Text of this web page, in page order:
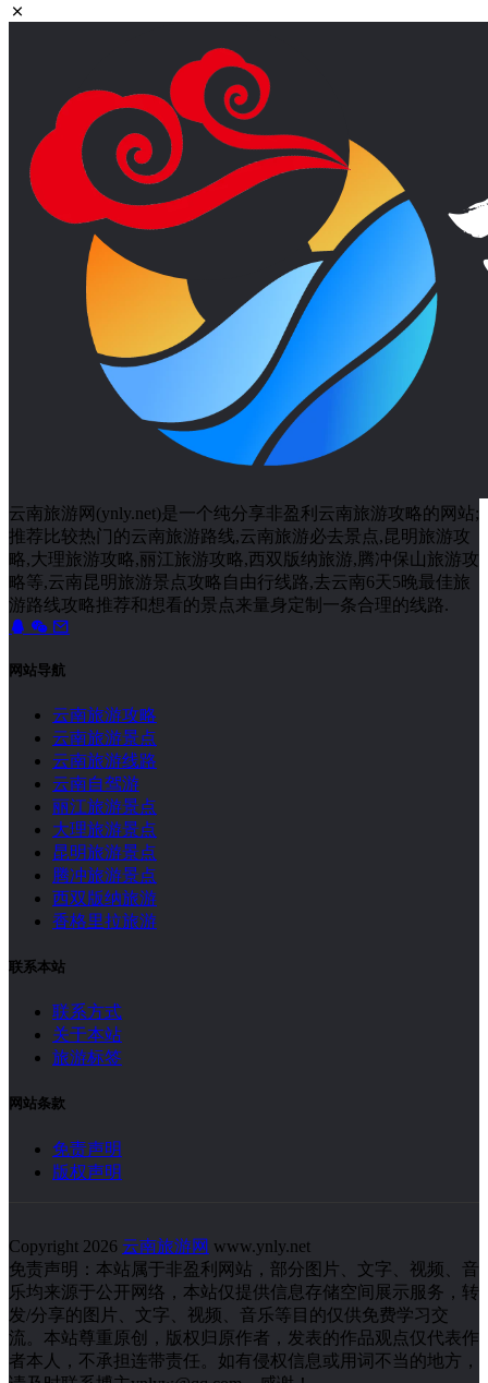
云南旅游网(ynly.net)是一个纯分享非盈利云南旅游攻略的网站;
推荐比较热门的云南旅游路线,云南旅游必去景点,昆明旅游攻
略,大理旅游攻略,丽江旅游攻略,西双版纳旅游,腾冲保山旅游攻
略等,云南昆明旅游景点攻略自由行线路,去云南6天5晚最佳旅
游路线攻略推荐和想看的景点来量身定制一条合理的线路.
网站导航
云南旅游攻略
云南旅游景点
云南旅游线路
云南自驾游
丽江旅游景点
大理旅游景点
昆明旅游景点
腾冲旅游景点
西双版纳旅游
香格里拉旅游
联系本站
联系方式
关于本站
旅游标签
网站条款
免责声明
版权声明
Copyright 2026 云南旅游网 www.ynly.net
免责声明：本站属于非盈利网站，部分图片、文字、视频、音
乐均来源于公开网络，本站仅提供信息存储空间展示服务，转
发/分享的图片、文字、视频、音乐等目的仅供免费学习交
流。本站尊重原创，版权归原作者，发表的作品观点仅代表作
者本人，不承担连带责任。如有侵权信息或用词不当的地方，